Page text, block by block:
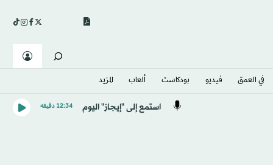
في العمق فيديو بودكاست ألعاب المزيد
استمع إلى "إيجاز" اليوم 12:34 دقيقه